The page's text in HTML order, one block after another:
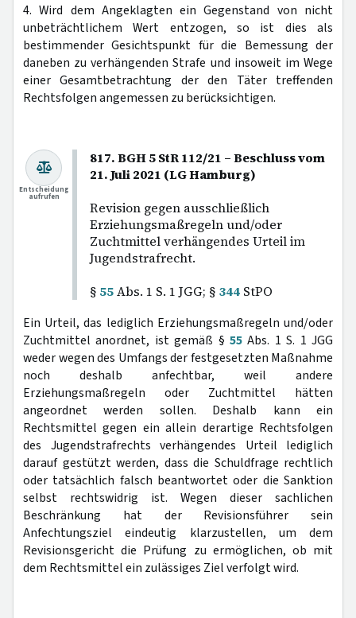
4. Wird dem Angeklagten ein Gegenstand von nicht
unbeträchtlichem Wert entzogen, so ist dies als
bestimmender Gesichtspunkt für die Bemessung der
daneben zu verhängenden Strafe und insoweit im Wege
einer Gesamtbetrachtung der den Täter treffenden
Rechtsfolgen angemessen zu berücksichtigen.
817. BGH 5 StR 112/21 – Beschluss vom
21. Juli 2021 (LG Hamburg)
Revision gegen ausschließlich
Erziehungsmaßregeln und/oder
Zuchtmittel verhängendes Urteil im
Jugendstrafrecht.
§ 55Abs. 1 S. 1 JGG; § 344 StPO
Entscheidung
aufrufen
Ein Urteil, das lediglich Erziehungsmaßregeln und/oder
Zuchtmittel anordnet, ist gemäß § 55 Abs. 1 S. 1 JGG
weder wegen des Umfangs der festgesetzten Maßnahme
noch deshalb anfechtbar, weil andere
Erziehungsmaßregeln oder Zuchtmittel hätten
angeordnet werden sollen. Deshalb kann ein
Rechtsmittel gegen ein allein derartige Rechtsfolgen
des Jugendstrafrechts verhängendes Urteil lediglich
darauf gestützt werden, dass die Schuldfrage rechtlich
oder tatsächlich falsch beantwortet oder die Sanktion
selbst rechtswidrig ist. Wegen dieser sachlichen
Beschränkung hat der Revisionsführer sein
Anfechtungsziel eindeutig klarzustellen, um dem
Revisionsgericht die Prüfung zu ermöglichen, ob mit
dem Rechtsmittel ein zulässiges Ziel verfolgt wird.